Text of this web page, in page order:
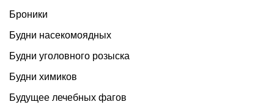
Броники
Будни насекомоядных
Будни уголовного розыска
Будни химиков
Будущее лечебных фагов